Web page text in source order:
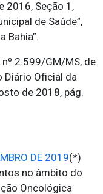
2016, Seção 1,
de Saúde”,
Bahia”.
2.599/GM/MS, de
Diário Oficial da
de 2018, pág.
DE 2019(*)
no âmbito do
Oncológica